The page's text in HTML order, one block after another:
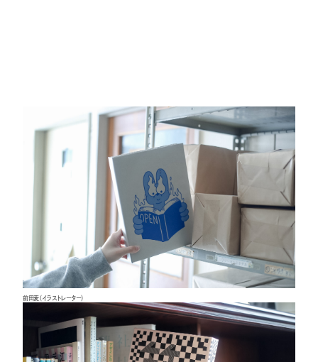
前田麦（イラストレーター）